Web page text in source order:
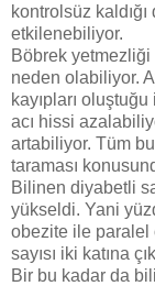
kontrolsüz
etkilenebiliyor.
Böbrek yetmezliği
neden olabiliyor.
kayıpları
acı hissi
artabiliyor. Tüm
taraması
Bilinen diyabetli
yükseldi. Yani
obezite ile paralel
sayısı iki katına
Bir bu kadar da